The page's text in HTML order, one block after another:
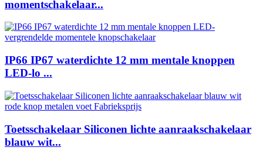
momentschakelaar...
IP66 IP67 waterdichte 12 mm mentale knoppen
LED-lo ...
Toetsschakelaar Siliconen lichte aanraakschakelaar
blauw wit...